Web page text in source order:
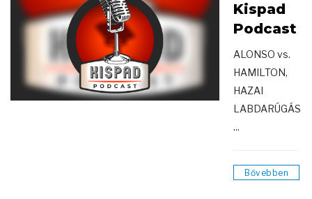
Kispad
Podcast
ALONSO vs.
HAMILTON,
HAZAI
LABDARÚGÁS
...
Bővebben